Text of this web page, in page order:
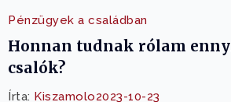
Pénzügyek a családban
Honnan tudnak rólam
csalók?
Írta: Kiszamolo2023-10-23